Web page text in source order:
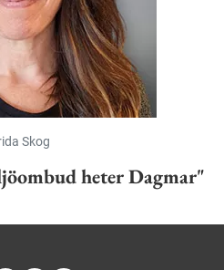
Skog
heter Dagmar"